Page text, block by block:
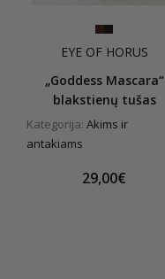
EYE OF HORUS
„Goddess Mascara“
blakstienų tušas
Kategorija: Akims ir
antakiams
29,00€